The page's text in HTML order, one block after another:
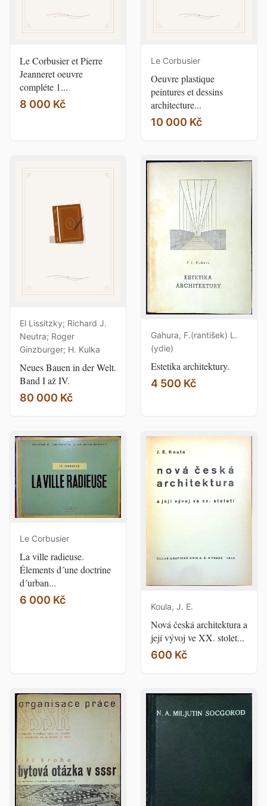
Le Corbusier et Pierre
Jeanneret oeuvre
compléte 1...
8 000 Kč
Le Corbusier
Oeuvre plastique
peintures et dessins
architecture...
10 000 Kč
El Lissitzky; Richard J.
Neutra; Roger
Ginzburger; H. Kulka
Neues Bauen in der Welt.
Band I až IV.
80 000 Kč
Gahura, F.(rantišek) L.
(ydie)
Estetika architektury.
4 500 Kč
Le Corbusier
La ville radieuse.
Élements d´une doctrine
d´urban...
6 000 Kč
Koula, J. E.
Nová česká architektura a
její vývoj ve XX. stolet...
600 Kč